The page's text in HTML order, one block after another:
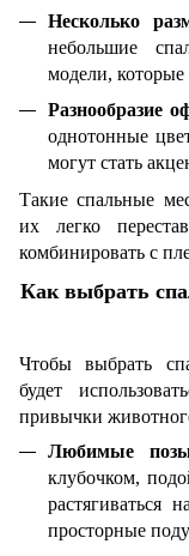
Несколько
небольшие
модели, которые
Разнообразие
однотонные
могут стать
Такие спальные
их легко
комбинировать с
Как выбрать
Чтобы выбрать
будет
привычки
Любимые
клубочком,
растягиваться
просторные